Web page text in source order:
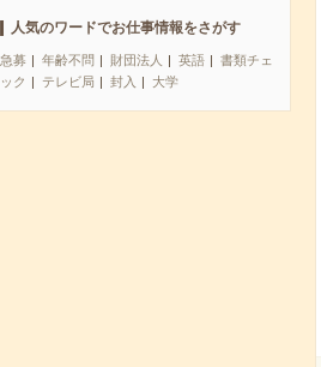
人気のワードでお仕事情報をさがす
急募 年齢不問 財団法人 英語
書類チェ
ック
テレビ局 封入 大学